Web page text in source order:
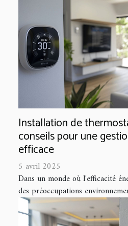
Installation de
conseils pour une
efficace
5 avril 2025
Dans un monde où l'efficacité
des préoccupations